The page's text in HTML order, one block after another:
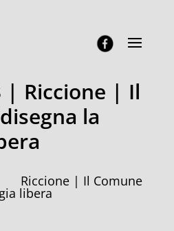
| Riccione | Il
la
Riccione | Il Comune
libera